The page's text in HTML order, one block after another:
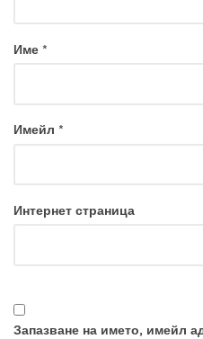
Име *
Имейл *
Интернет страница
Запазване на името, имейл